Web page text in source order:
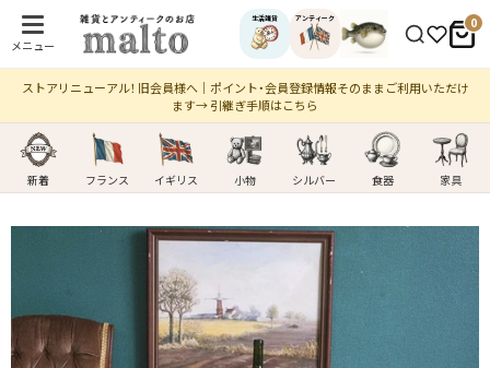
メニュー
生活雑貨 アンティーク 0
ストアリニューアル！ 旧会員様へ｜ポイント・会員登録情報そのままご利用いただけ
ます→ 引継ぎ手順はこちら
新着 フランス イギリス 小物 シルバー 食器 家具